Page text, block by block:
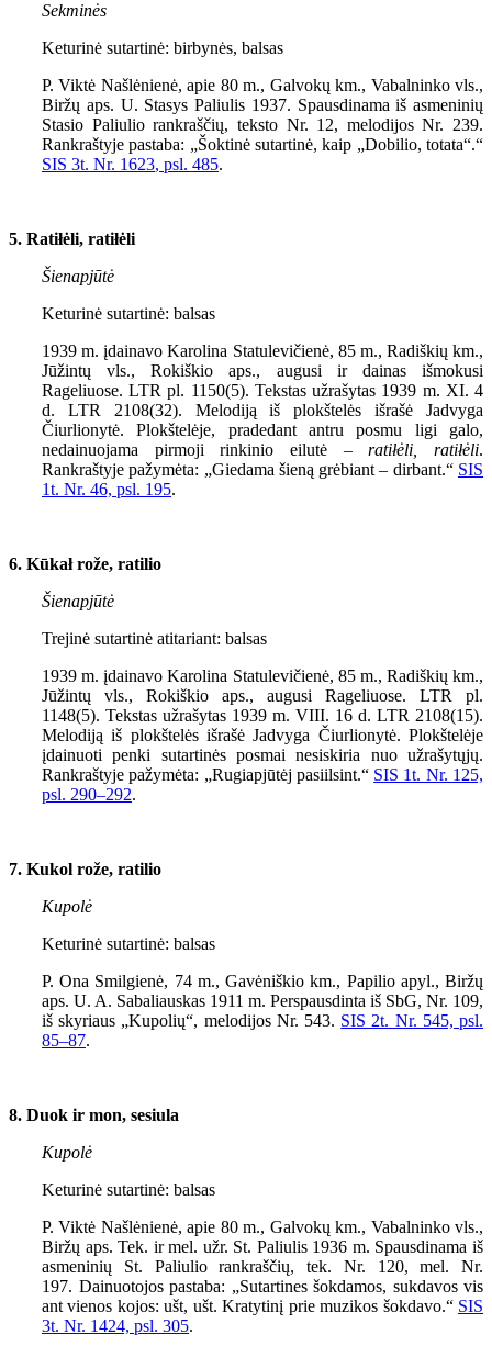
Sekminės
Keturinė sutartinė: birbynės, balsas
P. Viktė Našlėnienė, apie 80 m., Galvokų km., Vabalninko vls.,
Biržų aps. U. Stasys Paliulis 1937. Spausdinama iš asmeninių
Stasio Paliulio rankraščių, teksto Nr. 12, melodijos Nr. 239.
Rankraštyje pastaba: „Šoktinė sutartinė, kaip „Dobilio, totata“.“
SIS 3t. Nr. 1623, psl. 485.
5. Ratiłėli, ratiłėli
Šienapjūtė
Keturinė sutartinė: balsas
1939 m. įdainavo Karolina Statulevičienė, 85 m., Radiškių km.,
Jūžintų vls., Rokiškio aps., augusi ir dainas išmokusi
Rageliuose. LTR pl. 1150(5). Tekstas užrašytas 1939 m. XI. 4
d. LTR 2108(32). Melodiją iš plokštelės išrašė Jadvyga
Čiurlionytė. Plokštelėje, pradedant antru posmu ligi galo,
nedainuojama pirmoji rinkinio eilutė –ratiłėli, ratiłėli.
Rankraštyje pažymėta: „Giedama šieną grėbiant – dirbant.“ SIS
1t. Nr. 46, psl. 195.
6. Kūkał rože, ratilio
Šienapjūtė
Trejinė sutartinė atitariant: balsas
1939 m. įdainavo Karolina Statulevičienė, 85 m., Radiškių km.,
Jūžintų vls., Rokiškio aps., augusi Rageliuose. LTR pl.
1148(5). Tekstas užrašytas 1939 m. VIII. 16 d. LTR 2108(15).
Melodiją iš plokštelės išrašė Jadvyga Čiurlionytė. Plokštelėje
įdainuoti penki sutartinės posmai nesiskiria nuo užrašytųjų.
Rankraštyje pažymėta: „Rugiapjūtėj pasiilsint.“ SIS 1t. Nr. 125,
psl. 290–292.
7. Kukol rože, ratilio
Kupolė
Keturinė sutartinė: balsas
P. Ona Smilgienė, 74 m., Gavėniškio km., Papilio apyl., Biržų
aps. U. A. Sabaliauskas 1911 m. Perspausdinta iš SbG, Nr. 109,
iš skyriaus „Kupolių“, melodijos Nr. 543. SIS 2t. Nr. 545, psl.
85–87.
8. Duok ir mon, sesiula
Kupolė
Keturinė sutartinė: balsas
P. Viktė Našlėnienė, apie 80 m., Galvokų km., Vabalninko vls.,
Biržų aps. Tek. ir mel. užr. St. Paliulis 1936 m. Spausdinama iš
asmeninių St. Paliulio rankraščių, tek. Nr. 120, mel. Nr.
197. Dainuotojos pastaba: „Sutartines šokdamos, sukdavos vis
ant vienos kojos: ušt, ušt. Kratytinį prie muzikos šokdavo.“ SIS
3t. Nr. 1424, psl. 305.